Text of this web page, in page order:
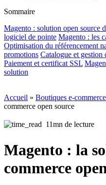
Sommaire
Magento : solution open source
logiciel de pointe Magento : les
Optimisation du référencement
promotions Catalogue et gestion
Paiement et certificat SSL
solution
Accueil » Boutiques e-commerce
commerce open source
11mn de lecture
Magento : la
commerce